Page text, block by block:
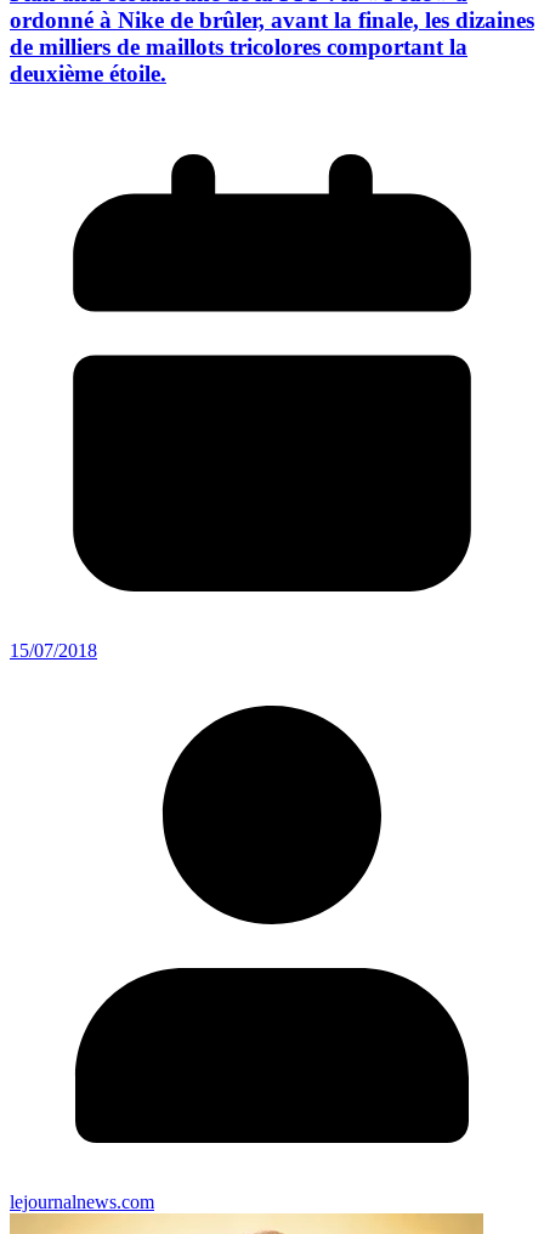
ordonné à Nike de brûler, avant la finale, les dizaines
de milliers de maillots tricolores comportant la
deuxième étoile.
15/07/2018
lejournalnews.com